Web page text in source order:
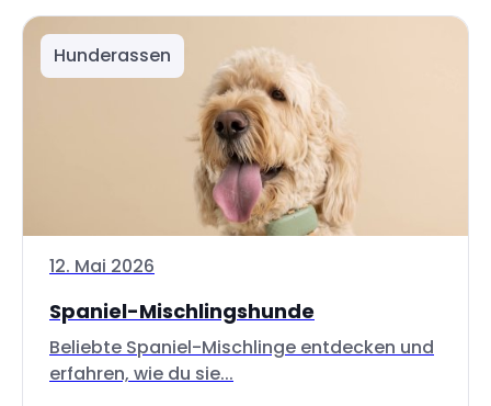
Hunderassen
12. Mai 2026
Spaniel-Mischlingshunde
Beliebte Spaniel-Mischlinge entdecken und
erfahren, wie du sie...